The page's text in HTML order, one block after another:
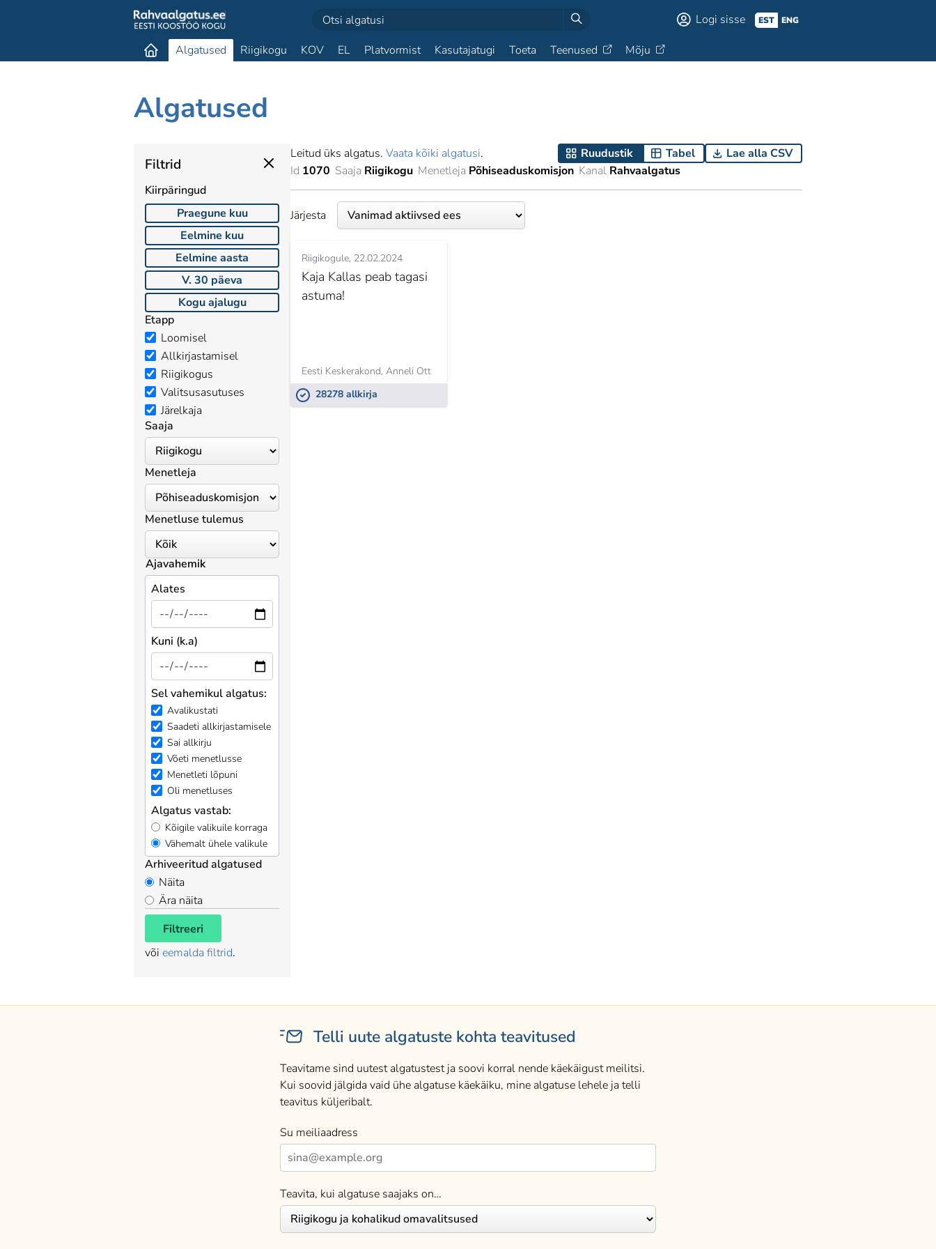
Logi sisse EST ENG
Algatused Riigikogu KOV EL Platvormist Kasutajatugi Toeta Teenused Mõju
Algatused
Filtrid
Kiirpäringud
Praegune kuu
Eelmine kuu
Eelmine aasta
V. 30 päeva
Kogu ajalugu
Etapp
Loomisel
Allkirjastamisel
Riigikogus
Valitsusasutuses
Järelkaja
Saaja
Menetleja
Menetluse tulemus
Ajavahemik
Alates
Kuni (k.a)
Sel vahemikul algatus:
Avalikustati
Saadeti allkirjastamisele
Sai allkirju
Võeti menetlusse
Menetleti lõpuni
Oli menetluses
Algatus vastab:
Kõigile valikuile korraga
Vähemalt ühele valikule
Arhiveeritud algatused
Näita
Ära näita
Filtreeri
või eemalda filtrid.
Leitud üks algatus. Vaata kõiki algatusi. Ruudustik Tabel
Lae alla CSV
Id 1070 Saaja Riigikogu Menetleja Põhiseaduskomisjon Kanal Rahvaalgatus
Järjesta
Riigikogule 22.02.2024
Kaja Kallas peab tagasi
astuma!
Eesti Keskerakond, Anneli Ott
28278 allkirja
Telli uute algatuste kohta teavitused
Teavitame sind uutest algatustest ja soovi korral nende käekäigust meilitsi.
Kui soovid jälgida vaid ühe algatuse käekäiku, mine algatuse lehele ja telli
teavitus küljeribalt.
Su meiliaadress
Teavita, kui algatuse saajaks on…